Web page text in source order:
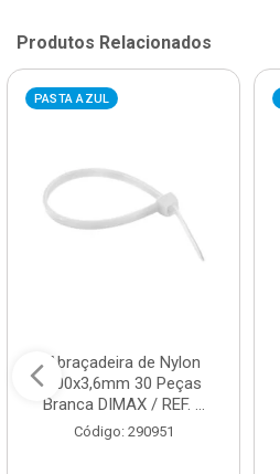
Produtos Relacionados
PASTA AZUL
Abraçadeira de Nylon
200x3,6mm 30 Peças
Branca DIMAX / REF. ...
Código: 290951